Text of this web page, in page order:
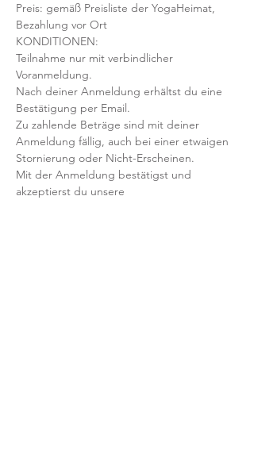
Preis: gemäß Preisliste der YogaHeimat,
Bezahlung vor Ort
KONDITIONEN:
Teilnahme nur mit verbindlicher
Voranmeldung.
Nach deiner Anmeldung erhältst du eine
Bestätigung per Email.
Zu zahlende Beträge sind mit deiner
Anmeldung fällig, auch bei einer etwaigen
Stornierung oder Nicht-Erscheinen.
Mit der Anmeldung bestätigst und
akzeptierst du unsere